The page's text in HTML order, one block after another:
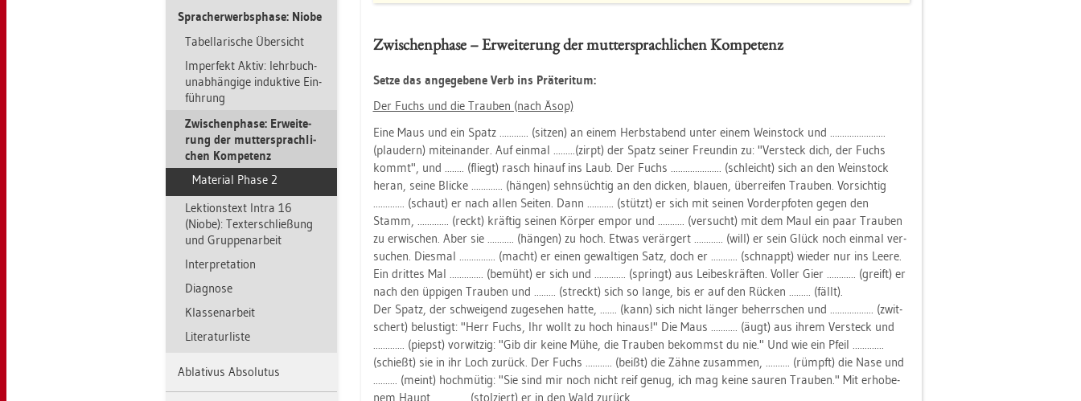
Sprach­er­werbs­pha­se: Niobe
Ta­bel­la­ri­sche Über­sicht
Im­per­fekt Aktiv: lehr­bu­ch­
un­ab­hän­gi­ge in­duk­ti­ve Ein­
füh­rung
Zwi­schen­pha­se: Er­wei­te­
rung der mut­ter­sprach­li­
chen Kom­pe­tenz
Ma­te­ri­al Phase 2
Lek­ti­ons­text Intra 16
(Niobe): Tex­ter­schlie­ßung
und Grup­pen­ar­beit
In­ter­pre­ta­ti­on
Dia­gno­se
Klas­sen­ar­beit
Li­te­ra­tur­lis­te
Ab­la­ti­vus Ab­so­lu­tus
Zwi­schen­pha­se – Er­wei­te­rung der mut­ter­sprach­li­chen Kom­pe­tenz
Setze das an­ge­ge­be­ne Verb ins Prä­te­ritum:
Der Fuchs und die Trau­ben (nach Äsop)
Eine Maus und ein Spatz ............ (sit­zen) an einem Herbst­abend unter einem Wein­stock und .......................
(plau­dern) mit­ein­an­der. Auf ein­mal .........(zirpt) der Spatz sei­ner Freun­din zu: "Ver­steck dich, der Fuchs
kommt", und ........ (fliegt) rasch hin­auf ins Laub. Der Fuchs ..................... (schleicht) sich an den Wein­stock
heran, seine Bli­cke ............. (hän­gen) sehn­süch­tig an den di­cken, blau­en, über­rei­fen Trau­ben. Vor­sich­tig
............. (schaut) er nach allen Sei­ten. Dann ........... (stützt) er sich mit sei­nen Vor­der­pfo­ten gegen den
Stamm, ............. (reckt) kräf­tig sei­nen Kör­per empor und ........... (ver­sucht) mit dem Maul ein paar Trau­ben
zu er­wi­schen. Aber sie ........... (hän­gen) zu hoch. Etwas ver­är­gert ............ (will) er sein Glück noch ein­mal ver­
su­chen. Dies­mal ............... (macht) er einen ge­wal­ti­gen Satz, doch er ........... (schnappt) wie­der nur ins Leere.
Ein drit­tes Mal .............. (be­müht) er sich und ............. (springt) aus Lei­bes­kräf­ten. Vol­ler Gier ............ (greift) er
nach den üp­pi­gen Trau­ben und ......... (streckt) sich so lange, bis er auf den Rü­cken ......... (fällt).
Der Spatz, der schwei­gend zu­ge­se­hen hatte, ....... (kann) sich nicht län­ger be­herr­schen und .................. (zwit­
schert) be­lus­tigt: "Herr Fuchs, Ihr wollt zu hoch hin­aus!" Die Maus ........... (äugt) aus ihrem Ver­steck und
............. (piepst) vor­wit­zig: "Gib dir keine Mühe, die Trau­ben be­kommst du nie." Und wie ein Pfeil .............
(schießt) sie in ihr Loch zu­rück. Der Fuchs ........... (beißt) die Zähne zu­sam­men, .......... (rümpft) die Nase und
.......... (meint) hoch­mü­tig: "Sie sind mir noch nicht reif genug, ich mag keine sau­ren Trau­ben." Mit er­ho­be­
nem Haupt .............. (stol­ziert) er in den Wald zu­rück.